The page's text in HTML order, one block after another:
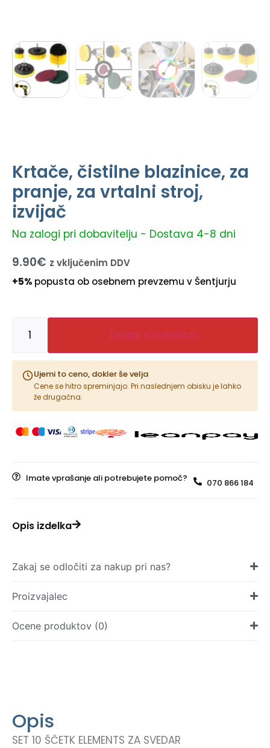
Krtače, čistilne blazinice, za
pranje, za vrtalni stroj,
izvijač
Na zalogi pri dobavitelju - Dostava 4-8 dni
9.90€ z vključenim DDV
+5% popusta ob osebnem prevzemu v Šentjurju
Dodaj v košarico
Ujemi to ceno, dokler še velja
Cene se hitro spreminjajo. Pri naslednjem obisku je lahko
že drugačna.
Imate vprašanje ali potrebujete pomoč? 070 866 184
Opis izdelka
Zakaj se odločiti za nakup pri nas?
Proizvajalec
Ocene produktov (0)
Opis
SET 10 ŠČETK ELEMENTS ZA SVEDAR